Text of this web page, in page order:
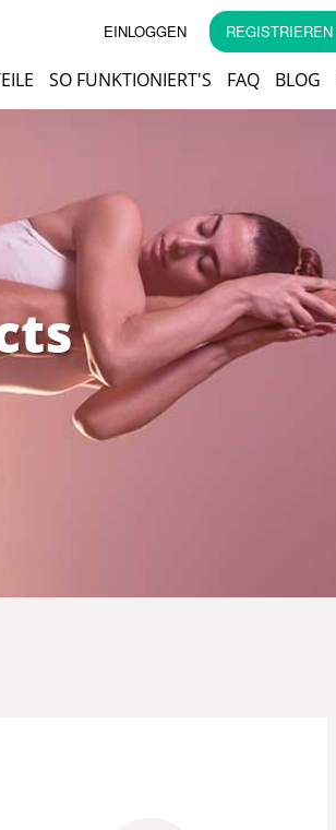
EINLOGGEN REGISTRIEREN
SO FUNKTIONIERT'S FAQ BLOG